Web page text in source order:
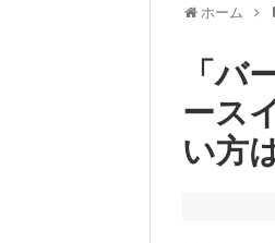
ホーム
「バ
ース
い方